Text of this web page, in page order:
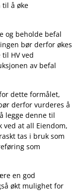
å øke
og beholde befal
bør derfor økes
HV ved
av befal
dette formålet,
derfor vurderes å
legge denne til
ved at all Eiendom,
tas i bruk som
som
en god
økt mulighet for